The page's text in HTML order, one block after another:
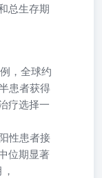
总生存期
，全球约
患者获得
疗选择一
性患者接
位期显著